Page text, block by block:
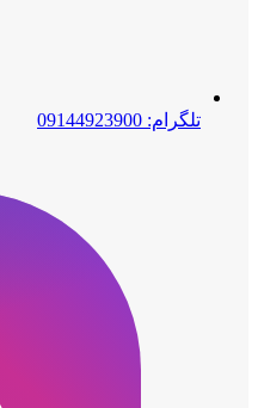
تلگرام: 09144923900